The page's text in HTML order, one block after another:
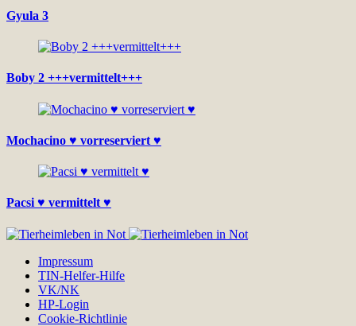
Gyula 3
Boby 2 +++vermittelt+++
Mochacino ♥ vorreserviert ♥
Pacsi ♥ vermittelt ♥
Impressum
TIN-Helfer-Hilfe
VK/NK
HP-Login
Cookie-Richtlinie